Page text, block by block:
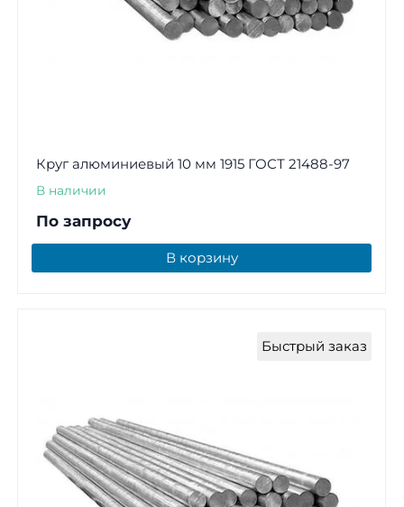
Круг алюминиевый 10 мм 1915 ГОСТ 21488-97
В наличии
По запросу
В корзину
Быстрый заказ